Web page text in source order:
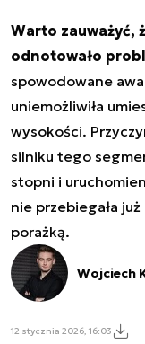
Warto zauważyć,
odnotowało
spowodowane
uniemożliwiła
wysokości.
silniku tego
stopni i
nie przebiegała
porażką.
Wojciech
12 stycznia 2026, 16:03